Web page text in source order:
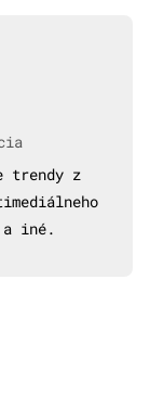
trendy z
a iné.